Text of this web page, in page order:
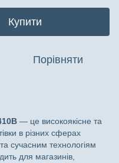
Купити
Порівняти
— це високоякісне та
в різних сферах
та сучасним технологіям
для магазинів,